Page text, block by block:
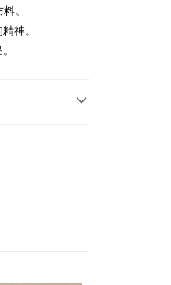
大のユーザーは
を確認後、分割
取引が完了しま
電話認証ウィン
。
神。